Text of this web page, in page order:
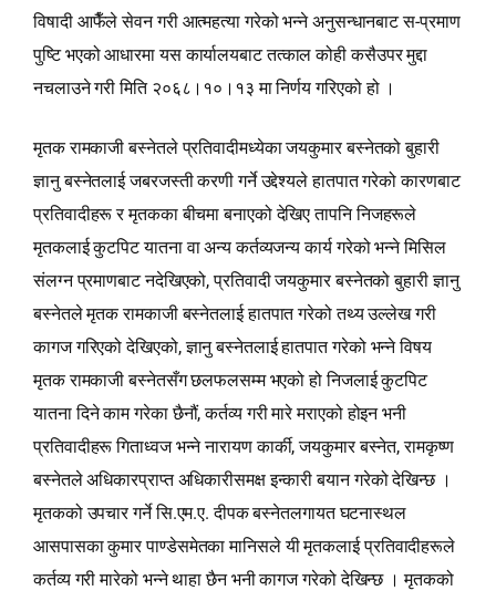
विषादी आफैँले सेवन गरी आत्महत्या गरेको भन्‍ने अनुसन्धानबाट स-प्रमाण
पुष्टि भएको आधारमा यस कार्यालयबाट तत्काल कोही कसैउपर मुद्दा
नचलाउने गरी मिति २०६८।१०।१३ मा निर्णय गरिएको हो ।
मृतक रामकाजी बस्नेतले प्रतिवादीमध्येका जयकुमार बस्नेतको बुहारी
ज्ञानु बस्नेतलाई जबरजस्ती करणी गर्ने उद्देश्यले हातपात गरेको कारणबाट
प्रतिवादीहरू र मृतकका बीचमा बनाएको देखिए तापनि निजहरूले
मृतकलाई कुटपिट यातना वा अन्य कर्तव्यजन्य कार्य गरेको भन्‍ने मिसिल
संलग्न प्रमाणबाट नदेखिएको, प्रतिवादी जयकुमार बस्नेतको बुहारी ज्ञानु
बस्नेतले मृतक रामकाजी बस्नेतलाई हातपात गरेको तथ्य उल्लेख गरी
कागज गरिएको देखिएको, ज्ञानु बस्नेतलाई हातपात गरेको भन्‍ने विषय
मृतक रामकाजी बस्नेतसँग छलफलसम्म भएको हो निजलाई कुटपिट
यातना दिने काम गरेका छैनौं, कर्तव्य गरी मारे मराएको होइन भनी
प्रतिवादीहरू गिताध्वज भन्‍ने नारायण कार्की, जयकुमार बस्नेत, रामकृष्ण
बस्नेतले अधिकारप्राप्‍त अधिकारीसमक्ष इन्कारी बयान गरेको देखिन्छ ।
मृतकको उपचार गर्ने सि.एम.ए. दीपक बस्नेतलगायत घटनास्थल
आसपासका कुमार पाण्डेसमेतका मानिसले यी मृतकलाई प्रतिवादीहरूले
कर्तव्य गरी मारेको भन्‍ने थाहा छैन भनी कागज गरेको देखिन्छ । मृतकको